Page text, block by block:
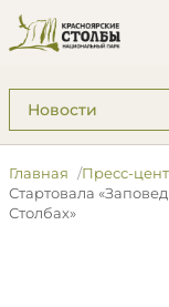
Подразделы:
Главная Пресс-
Стартовала
Столбах»